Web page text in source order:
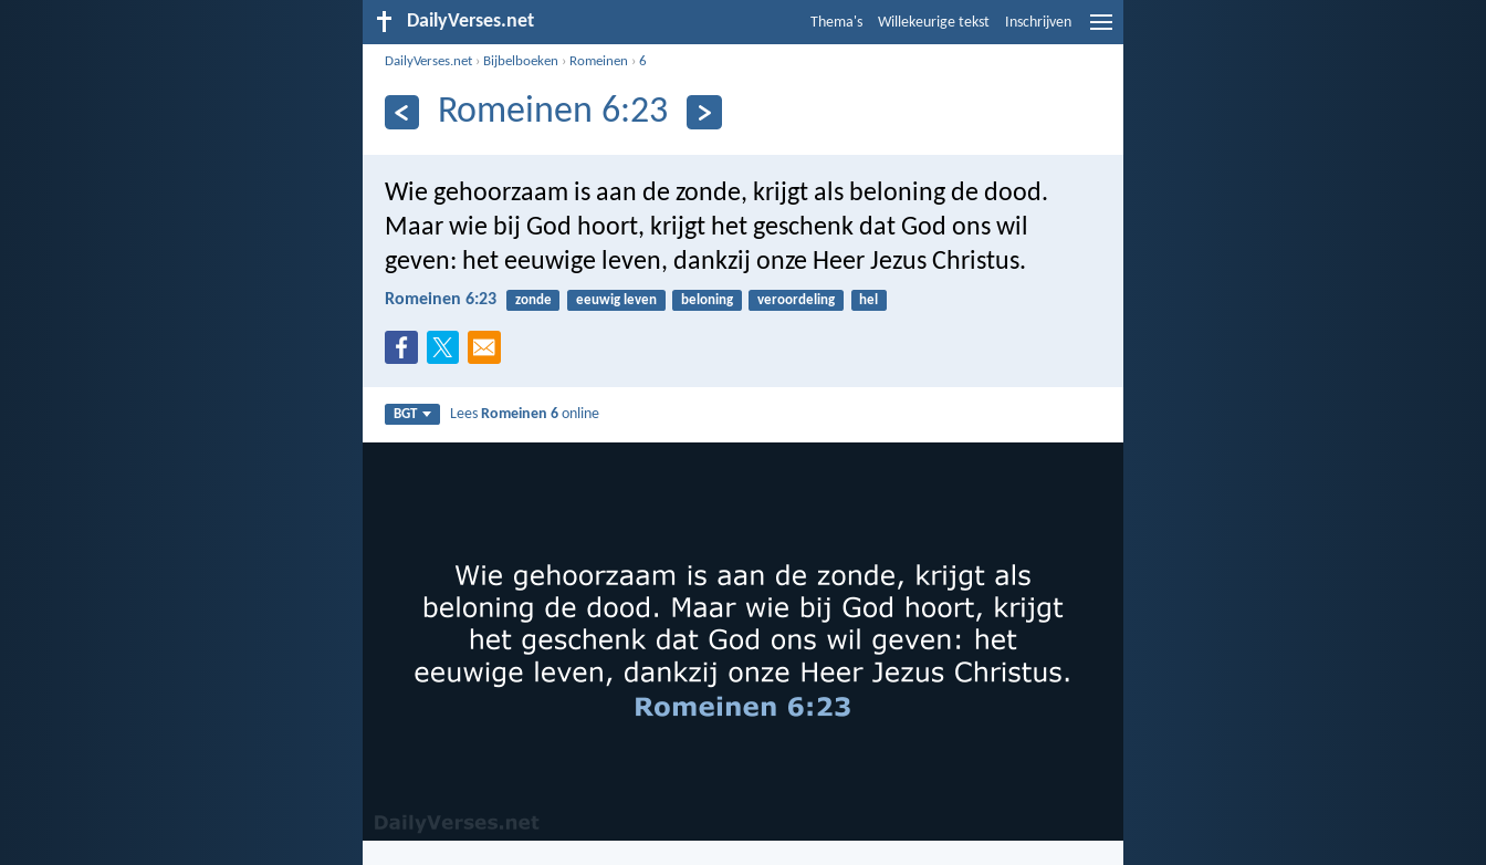
DailyVerses.net Thema's Willekeurige tekst Inschrijven
DailyVerses.net › Bijbelboeken › Romeinen ›6
Romeinen 6:23
Wie gehoorzaam is aan de zonde, krijgt als beloning de dood.
Maar wie bij God hoort, krijgt het geschenk dat God ons wil
geven: het eeuwige leven, dankzij onze Heer Jezus Christus.
Romeinen 6:23 zonde eeuwig leven beloning veroordeling hel
BGT LeesRomeinen 6 online